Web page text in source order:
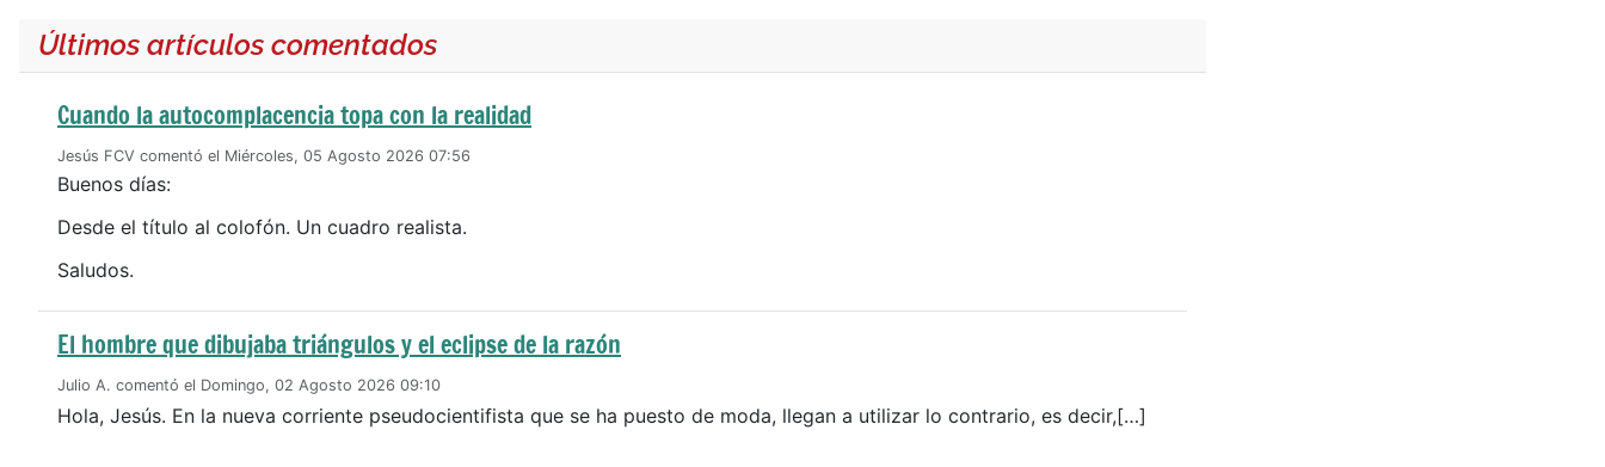
Últimos artículos comentados
Cuando la autocomplacencia topa con la realidad
Jesús FCV comentó el Miércoles, 05 Agosto 2026 07:56
Buenos días:
Desde el título al colofón. Un cuadro realista.
Saludos.
El hombre que dibujaba triángulos y el eclipse de la razón
Julio A. comentó el Domingo, 02 Agosto 2026 09:10
Hola, Jesús. En la nueva corriente pseudocientifista que se ha puesto de moda, llegan a utilizar lo contrario, es decir,[…]